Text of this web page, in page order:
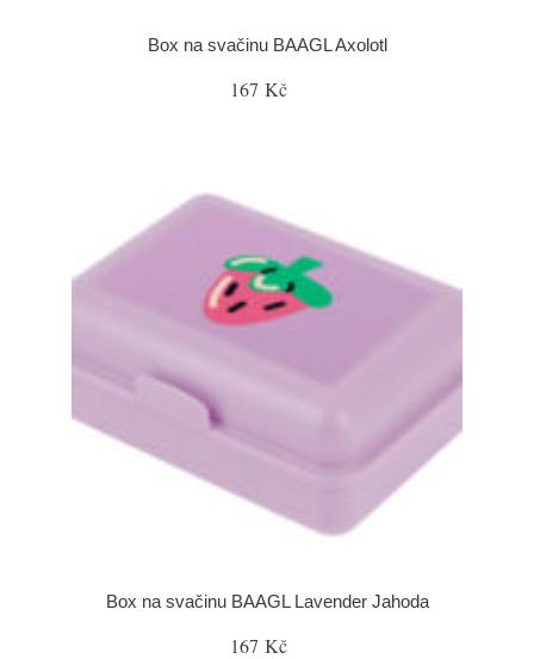
Box na svačinu BAAGL Axolotl
167 Kč
Box na svačinu BAAGL Lavender Jahoda
167 Kč